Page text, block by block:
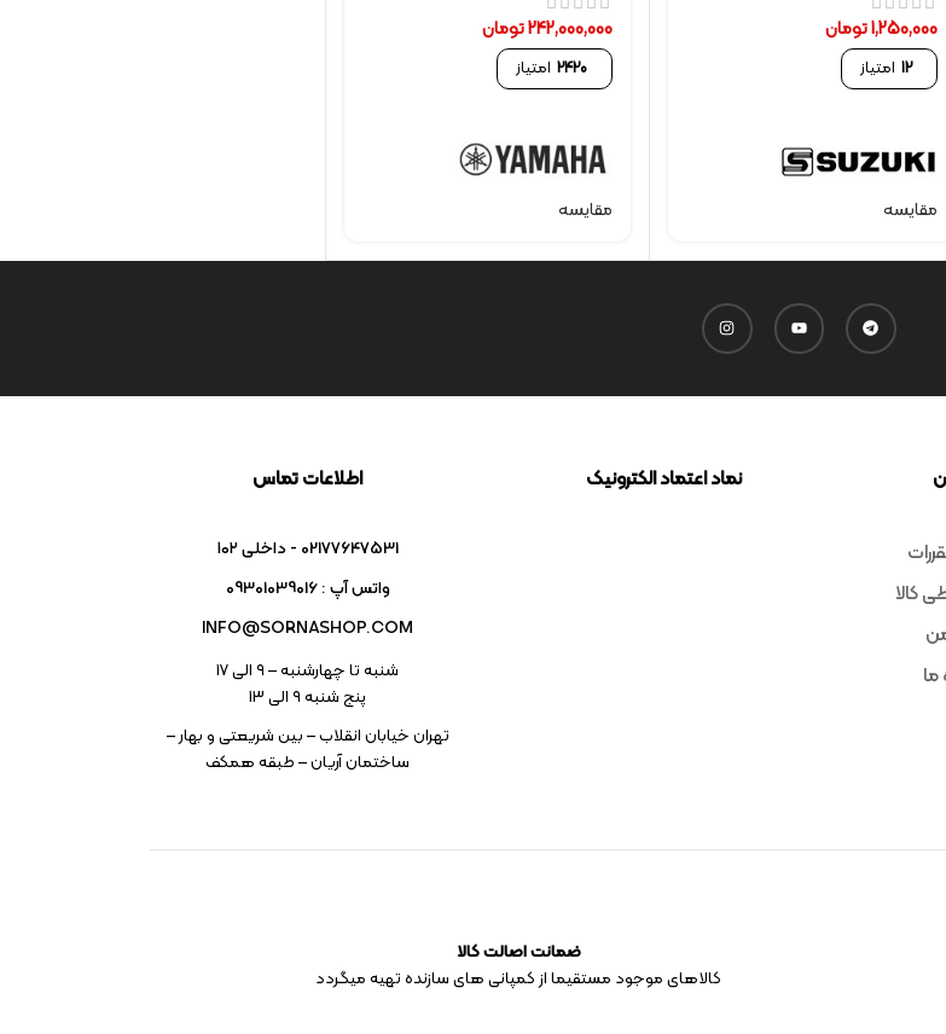
1,250,000تومان
12 امتیاز
مقایسه
242,000,000تومان
2420 امتیاز
مقایسه
کالا
نماد اعتماد الکترونیک اطلاعات تماس
02177647531 - داخلی ۱۰۲
واتس آپ : 09301039016
INFO@SORNASHOP.COM
شنبه تا چهارشنبه – ۹ الی 17
پنج شنبه ۹ الی 13
تهران خیابان انقلاب – بین شریعتی و بهار –
ساختمان آریان – طبقه همکف
ضمانت اصالت کالا
کالاهای موجود مستقیما از کمپانی های سازنده تهیه میگردد